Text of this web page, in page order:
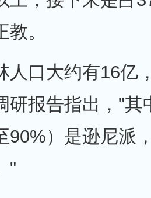
。
人口大约有16亿
研报告指出，"其
90%）是逊尼派
"